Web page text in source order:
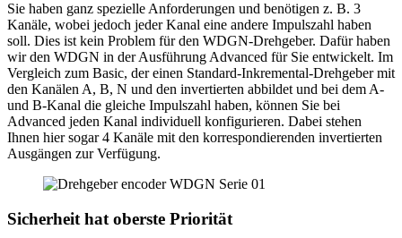
Sie haben ganz spezielle Anforderungen und benötigen z. B. 3
Kanäle, wobei jedoch jeder Kanal eine andere Impulszahl haben
soll. Dies ist kein Problem für den WDGN-Drehgeber. Dafür haben
wir den WDGN in der Ausführung Advanced für Sie entwickelt. Im
Vergleich zum Basic, der einen Standard-Inkremental-Drehgeber mit
den Kanälen A, B, N und den invertierten abbildet und bei dem A-
und B-Kanal die gleiche Impulszahl haben, können Sie bei
Advanced jeden Kanal individuell konfigurieren. Dabei stehen
Ihnen hier sogar 4 Kanäle mit den korrespondierenden invertierten
Ausgängen zur Verfügung.
Sicherheit hat oberste Priorität